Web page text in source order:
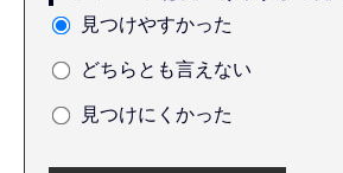
見つけやすかった
どちらとも言えない
見つけにくかった